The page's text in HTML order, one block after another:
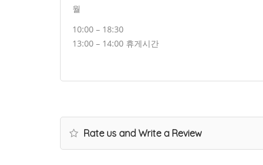
월
10:00 – 18:30
13:00 – 14:00 휴게시간
Rate us and Write a Review